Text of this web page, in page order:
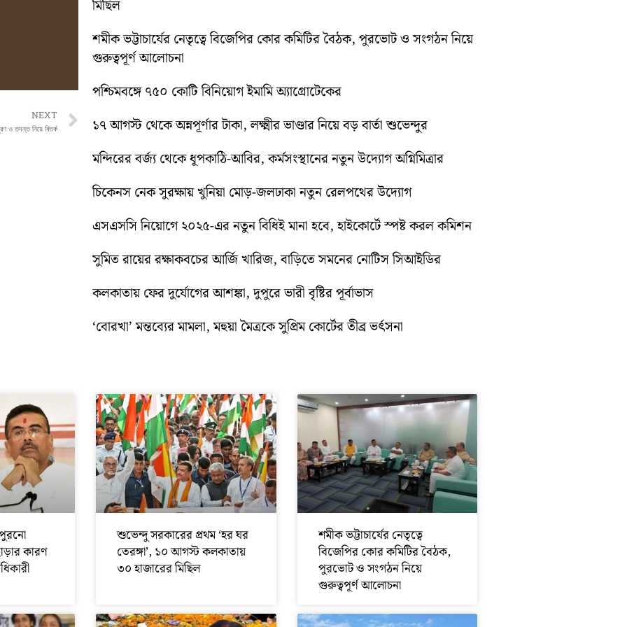
NEXT
ও তদন্ত নিয়ে বিতর্ক Next
মিছিল
শমীক ভট্টাচার্যের নেতৃত্বে বিজেপির কোর কমিটির বৈঠক, পুরভোট ও সংগঠন নিয়ে
গুরুত্বপূর্ণ আলোচনা
পশ্চিমবঙ্গে ৭৫০ কোটি বিনিয়োগ ইমামি অ্যাগ্রোটেকের
১৭ আগস্ট থেকে অন্নপূর্ণার টাকা, লক্ষ্মীর ভাণ্ডার নিয়ে বড় বার্তা শুভেন্দুর
মন্দিরের বর্জ্য থেকে ধূপকাঠি-আবির, কর্মসংস্থানের নতুন উদ্যোগ অগ্নিমিত্রার
চিকেনস নেক সুরক্ষায় খুনিয়া মোড়-জলঢাকা নতুন রেলপথের উদ্যোগ
এসএসসি নিয়োগে ২০২৫-এর নতুন বিধিই মানা হবে, হাইকোর্টে স্পষ্ট করল কমিশন
সুমিত রায়ের রক্ষাকবচের আর্জি খারিজ, বাড়িতে সমনের নোটিস সিআইডির
কলকাতায় ফের দুর্যোগের আশঙ্কা, দুপুরে ভারী বৃষ্টির পূর্বাভাস
‘বোরখা’ মন্তব্যের মামলা, মহুয়া মৈত্রকে সুপ্রিম কোর্টের তীব্র ভর্ৎসনা
কারণ
শুভেন্দু সরকারের প্রথম ‘হর ঘর
তেরঙ্গা’, ১০ আগস্ট কলকাতায়
৩০ হাজারের মিছিল
শমীক ভট্টাচার্যের নেতৃত্বে
বিজেপির কোর কমিটির বৈঠক,
পুরভোট ও সংগঠন নিয়ে
গুরুত্বপূর্ণ আলোচনা